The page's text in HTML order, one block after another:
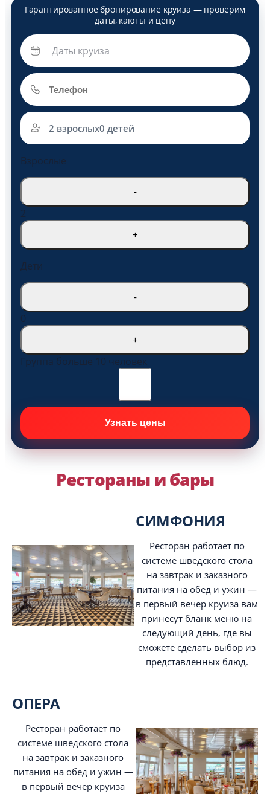
2 взрослых0 детей
Взрослые
-
2
+
Дети
-
0
+
Группа больше 10 человек
Рестораны и бары
СИМФОНИЯ
Ресторан работает по
системе шведского стола
на завтрак и заказного
питания на обед и ужин —
в первый вечер круиза вам
принесут бланк меню на
следующий день, где вы
сможете сделать выбор из
представленных блюд.
ОПЕРА
Ресторан работает по
системе шведского стола
на завтрак и заказного
питания на обед и ужин —
в первый вечер круиза